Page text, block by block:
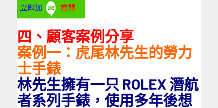
四、顧客案例分享
案例一：虎尾林先生的勞力
士手錶
林先生擁有一只 ROLEX 潛航
者系列手錶，使用多年後想